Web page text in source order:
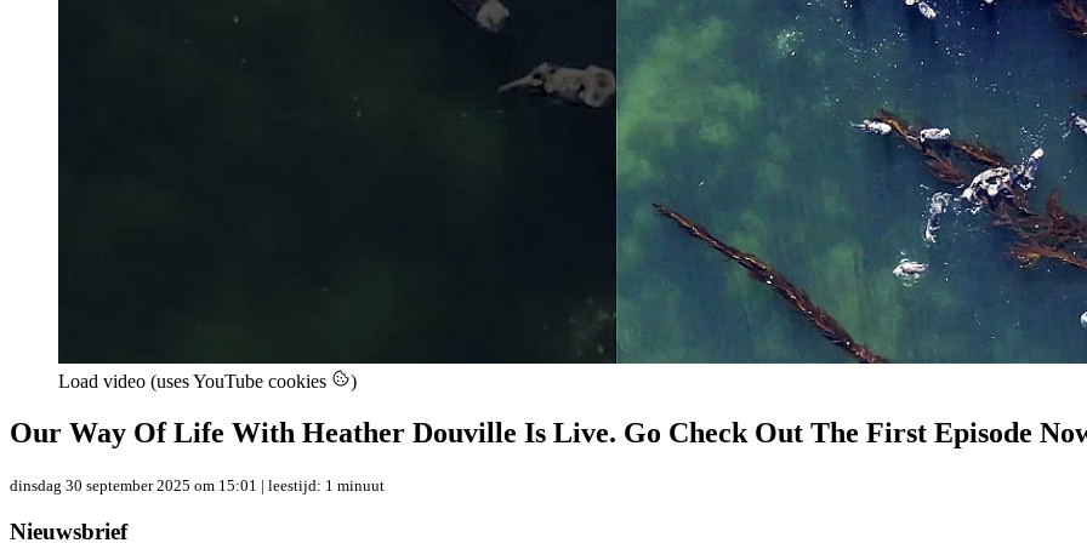
Load video (uses YouTube cookies )
Our Way Of Life With Heather Douville Is Live. Go Check Out The First Episode
dinsdag 30 september 2025 om 15:01 | leestijd: 1 minuut
Nieuwsbrief